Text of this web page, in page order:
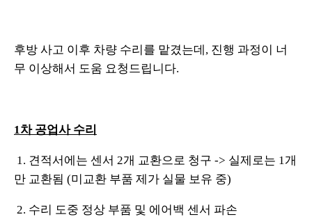
후방 사고 이후 차량 수리를 맡겼는데, 진행 과정이 너
무 이상해서 도움 요청드립니다.
1차 공업사 수리
1. 견적서에는 센서 2개 교환으로 청구 -> 실제로는 1개
만 교환됨 (미교환 부품 제가 실물 보유 중)
2. 수리 도중 정상 부품 및 에어백 센서 파손